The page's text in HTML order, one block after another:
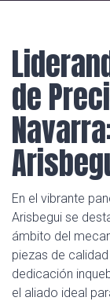
de
En el vibrante
Arisbegui se
ámbito del
piezas de
dedicación
el aliado ideal